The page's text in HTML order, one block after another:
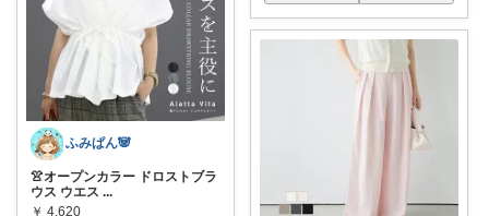
ふみぱん🐼
👚オープンカラー ドロストブラ
ウス ウエス ...
￥ 4,620